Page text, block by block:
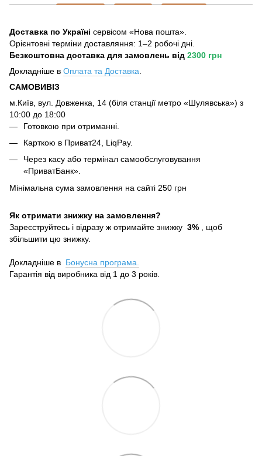
Доставка по Україні сервісом «Нова пошта».
Орієнтовні терміни доставляння: 1–2 робочі дні.
Безкоштовна доставка для замовлень від 2300 грн
Докладніше в Оплата та Доставка
САМОВИВІЗ
м.Київ, вул. Довженка, 14 (біля станції метро «Шулявська») з
10:00 до 18:00
Готовкою при отриманні.
Карткою в Приват24, LiqPay.
Через касу або термінал самообслуговування
«ПриватБанк».
Мінімальна сума замовлення на сайті 250 грн
Як отримати знижку на замовлення?
Зареєструйтесь і відразу ж отримайте знижку 3% , щоб
збільшити цю знижку.
Докладніше в Бонусна програма.
Гарантія від виробника від 1 до 3 років.